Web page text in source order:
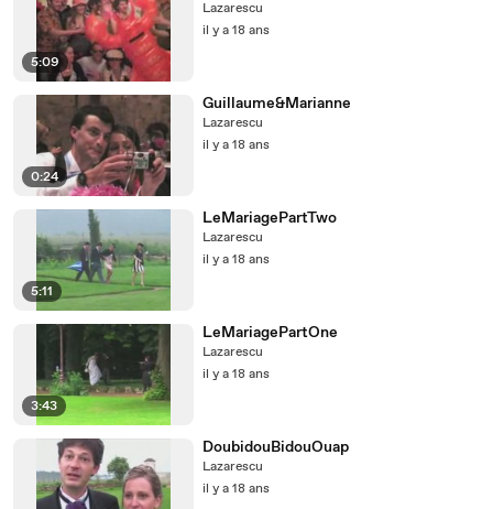
5:09
Lazarescu
il y a 18 ans
0:24
Guillaume&Marianne
Lazarescu
il y a 18 ans
5:11
LeMariagePartTwo
Lazarescu
il y a 18 ans
3:43
LeMariagePartOne
Lazarescu
il y a 18 ans
DoubidouBidouOuap
Lazarescu
il y a 18 ans